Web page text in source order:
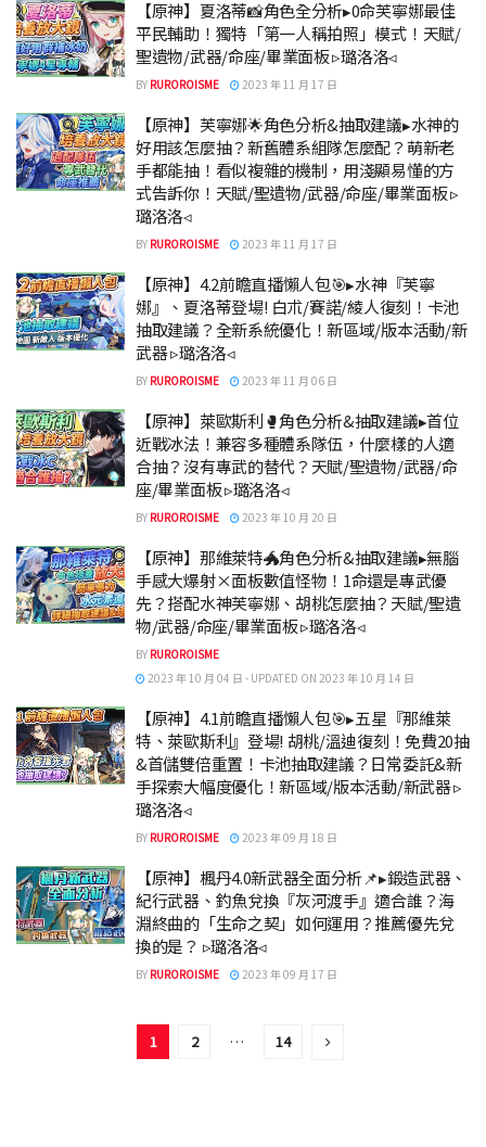
【原神】夏洛蒂📸角色全分析▸0命芙寧娜最佳
平民輔助！獨特「第一人稱拍照」模式！天賦/
聖遺物/武器/命座/畢業面板 ▹璐洛洛◃
BY RUROROISME 2023 年 11 月 17 日
【原神】芙寧娜🌟角色分析&抽取建議▸水神的
好用該怎麼抽？新舊體系組隊怎麼配？萌新老
手都能抽！看似複雜的機制，用淺顯易懂的方
式告訴你！天賦/聖遺物/武器/命座/畢業面板 ▹
璐洛洛◃
BY RUROROISME 2023 年 11 月 17 日
【原神】4.2前瞻直播懶人包🎯▸水神『芙寧
娜』、夏洛蒂登場! 白朮/賽諾/綾人復刻！卡池
抽取建議？全新系統優化！新區域/版本活動/新
武器 ▹璐洛洛◃
BY RUROROISME 2023 年 11 月 06 日
【原神】萊歐斯利🥊角色分析&抽取建議▸首位
近戰冰法！兼容多種體系隊伍，什麼樣的人適
合抽？沒有專武的替代？天賦/聖遺物/武器/命
座/畢業面板 ▹璐洛洛◃
BY RUROROISME 2023 年 10 月 20 日
【原神】那維萊特🐲角色分析&抽取建議▸無腦
手感大爆射×面板數值怪物！1命還是專武優
先？搭配水神芙寧娜、胡桃怎麼抽？天賦/聖遺
物/武器/命座/畢業面板 ▹璐洛洛◃
BY RUROROISME
2023 年 10 月 04 日 - UPDATED ON 2023 年 10 月 14 日
【原神】4.1前瞻直播懶人包🎯▸五星『那維萊
特、萊歐斯利』登場! 胡桃/溫迪復刻！免費20抽
&首儲雙倍重置！卡池抽取建議？日常委託&新
手探索大幅度優化！新區域/版本活動/新武器 ▹
璐洛洛◃
BY RUROROISME 2023 年 09 月 18 日
【原神】楓丹4.0新武器全面分析📌▸鍛造武器、
紀行武器、釣魚兌換『灰河渡手』適合誰？海
淵終曲的「生命之契」如何運用？推薦優先兌
換的是？ ▹璐洛洛◃
BY RUROROISME 2023 年 09 月 17 日
1 2 … 14